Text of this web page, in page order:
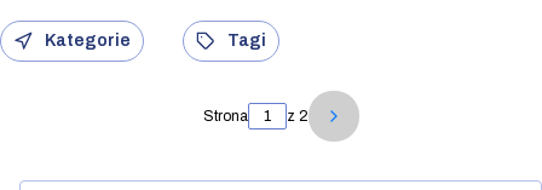
Kategorie Tagi
Strona z 2
Następne wpisy